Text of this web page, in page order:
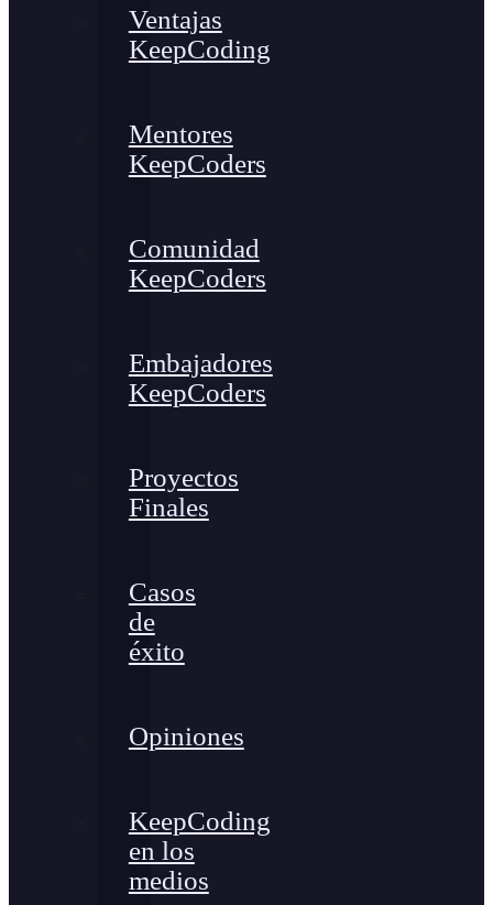
Ventajas
KeepCoding
Mentores
KeepCoders
Comunidad
KeepCoders
Embajadores
KeepCoders
Proyectos
Finales
Casos
de
éxito
Opiniones
KeepCoding
en los
medios